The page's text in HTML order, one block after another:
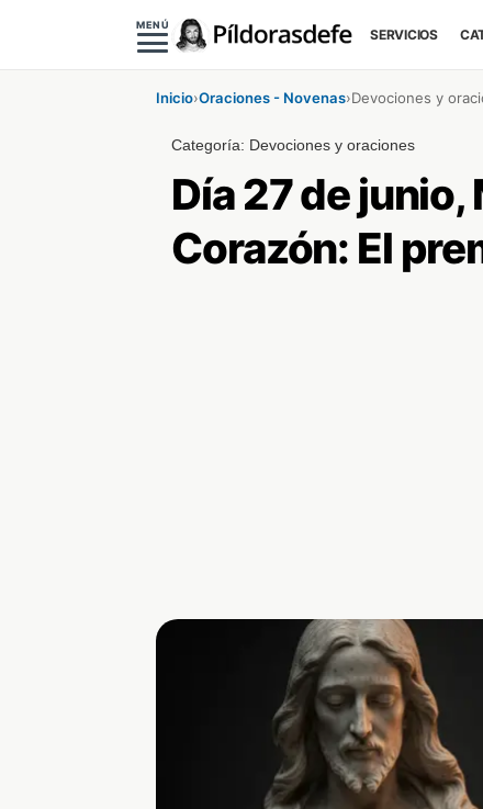
MENÚ
SERVICIOS
Inicio›Oraciones - Novenas›Devociones y
Categoría: Devociones y oraciones
Día 27 de junio,
Corazón: El